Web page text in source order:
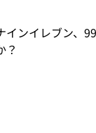
インイレブン、
？